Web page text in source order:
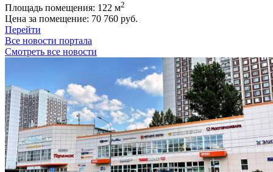
Площадь помещения: 122 м2
Цена за помещение: 70 760 руб.
Перейти
Все новости портала
Смотреть все новости